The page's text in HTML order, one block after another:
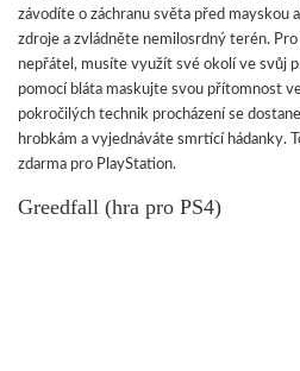
závodíte o záchranu světa před mayskou
zdroje a zvládněte nemilosrdný terén.
nepřátel, musíte využít své okolí ve svůj
pomocí bláta maskujte svou přítomnost
pokročilých technik procházení se
hrobkám a vyjednáváte smrtící hádanky.
zdarma pro PlayStation.
Greedfall (hra pro PS4)